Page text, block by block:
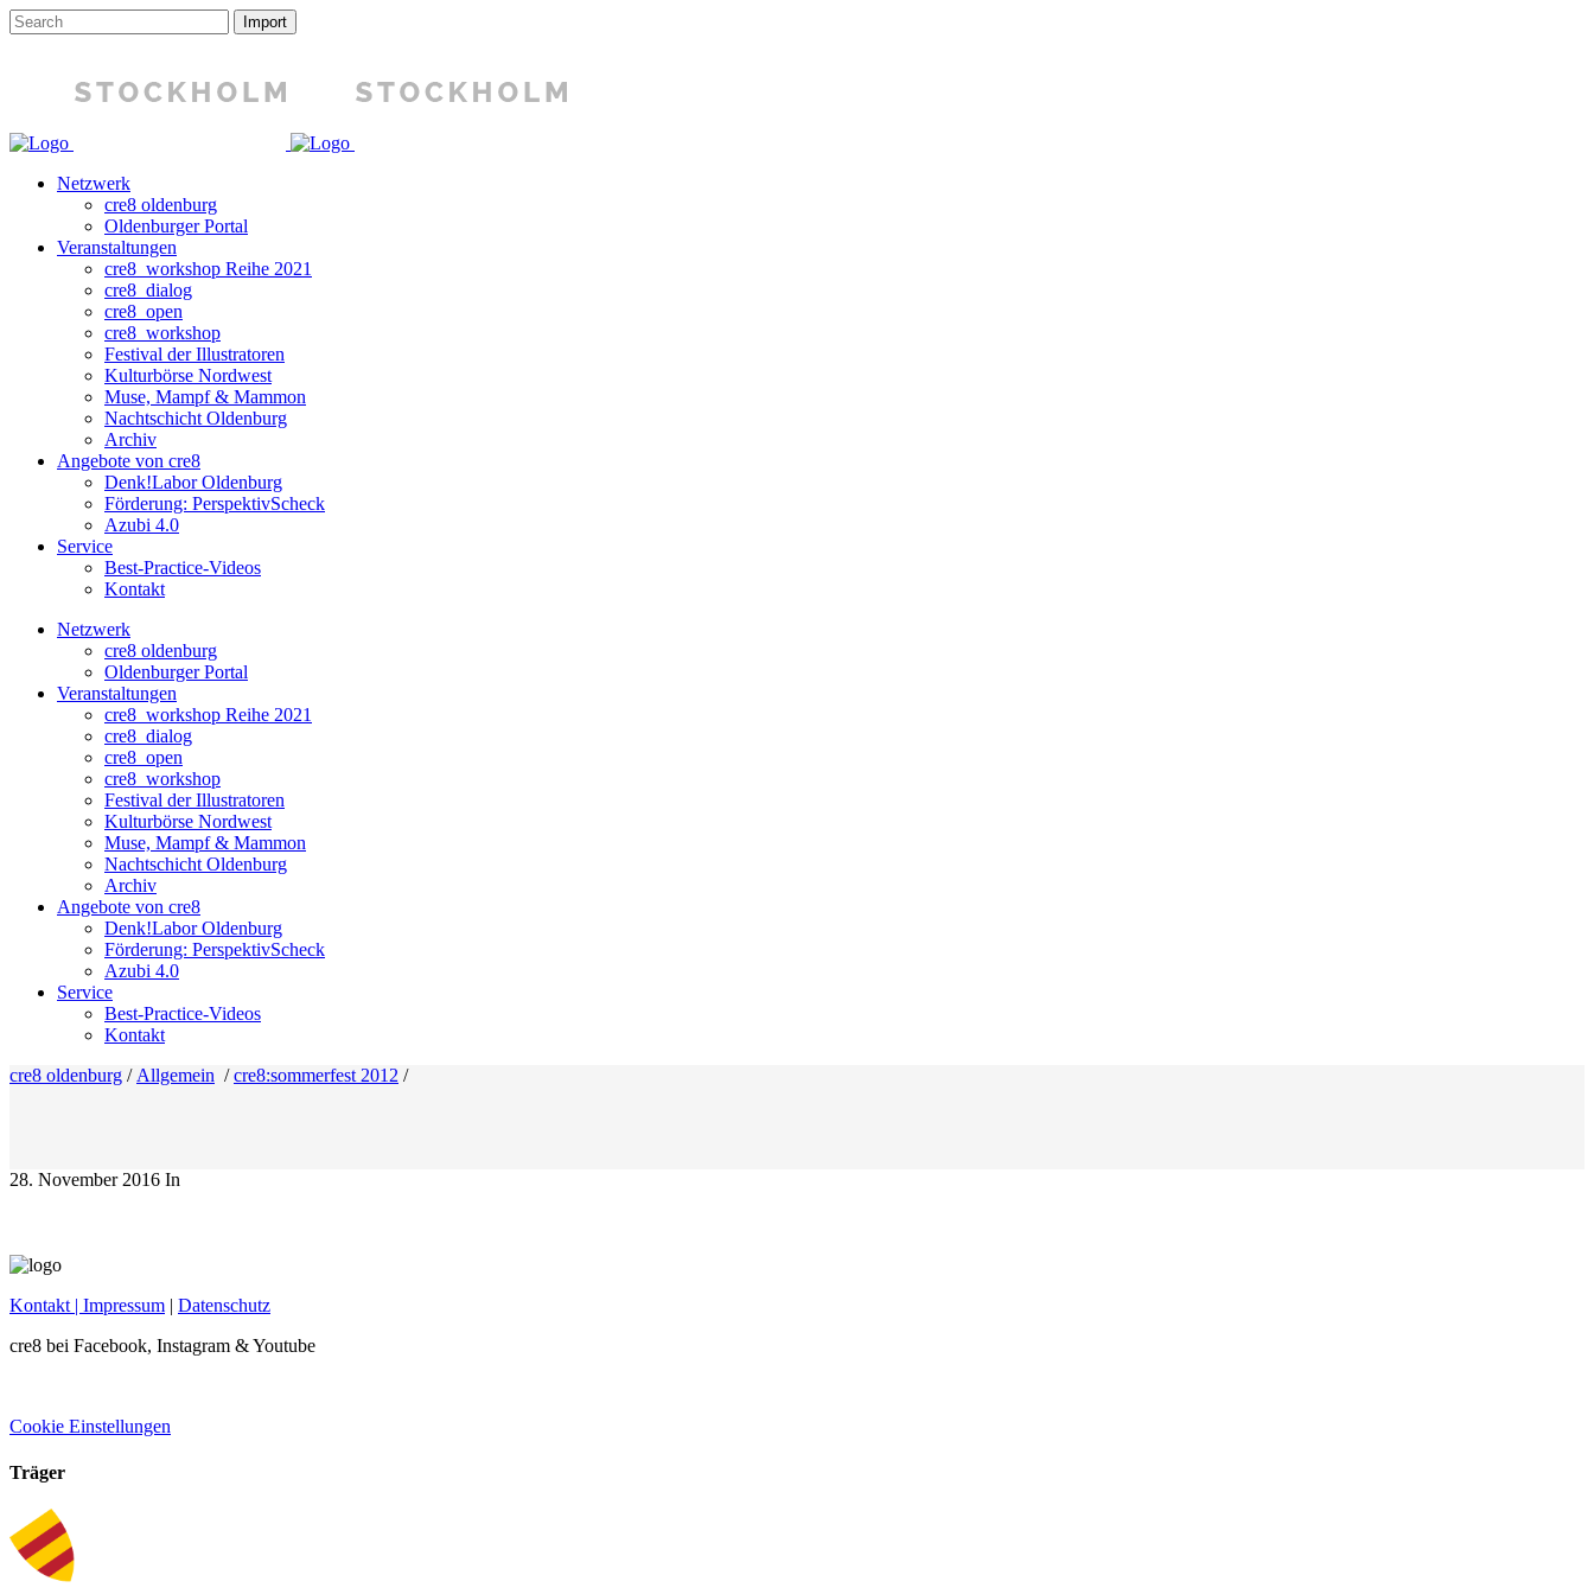
Netzwerk
cre8 oldenburg
Oldenburger Portal
Veranstaltungen
cre8_workshop Reihe 2021
cre8_dialog
cre8_open
cre8_workshop
Festival der Illustratoren
Kulturbörse Nordwest
Muse, Mampf & Mammon
Nachtschicht Oldenburg
Archiv
Angebote von cre8
Denk!Labor Oldenburg
Förderung: PerspektivScheck
Azubi 4.0
Service
Best-Practice-Videos
Kontakt
Netzwerk
cre8 oldenburg
Oldenburger Portal
Veranstaltungen
cre8_workshop Reihe 2021
cre8_dialog
cre8_open
cre8_workshop
Festival der Illustratoren
Kulturbörse Nordwest
Muse, Mampf & Mammon
Nachtschicht Oldenburg
Archiv
Angebote von cre8
Denk!Labor Oldenburg
Förderung: PerspektivScheck
Azubi 4.0
Service
Best-Practice-Videos
Kontakt
cre8 oldenburg / Allgemein /cre8:sommerfest 2012 /
28. November 2016 In
Kontakt | Impressum | Datenschutz
cre8 bei Facebook, Instagram & Youtube
Cookie Einstellungen
Träger